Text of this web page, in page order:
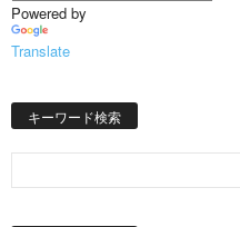
Powered by
Translate
キーワード検索